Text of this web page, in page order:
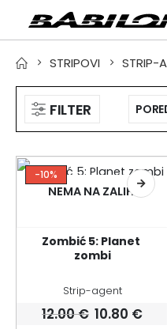
STRIPOVI STRIP-
FILTER
-10%
NEMA NA ZALIHI
Zombić 5: Planet
zombi
Strip-agent
12.00€ Izvorna
10.80 €